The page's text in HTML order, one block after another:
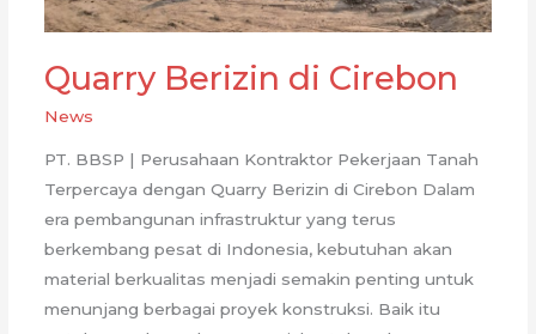
Rental
Quarry Berizin di Cirebon
News
PT. BBSP | Perusahaan Kontraktor Pekerjaan Tanah
Terpercaya dengan Quarry Berizin di Cirebon Dalam
era pembangunan infrastruktur yang terus
berkembang pesat di Indonesia, kebutuhan akan
material berkualitas menjadi semakin penting untuk
menunjang berbagai proyek konstruksi. Baik itu